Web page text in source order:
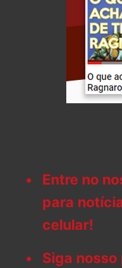
Entre no
para
celular!
Siga